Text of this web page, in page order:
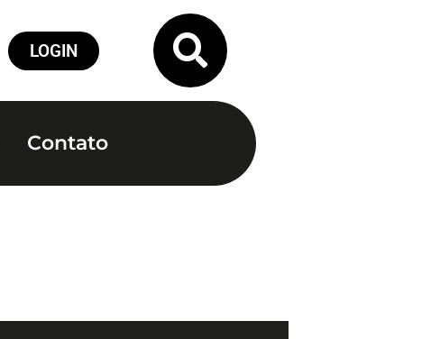
LOGIN
Contato